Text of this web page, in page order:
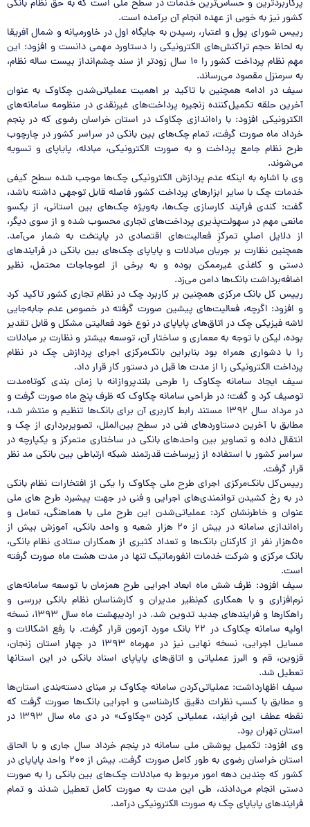
پرکاربردترین و حساس‌ترین خدمات در سطح ملی است که به حق نظام بانکی
کشور نیز به خوبی از عهده انجام آن برآمده است.
رییس شورای پول و اعتبار، رسیدن به جایگاه اول در خاورمیانه و شمال آفریقا
به لحاظ حجم تراکنش‌های الکترونیکی را دستاورد مهمی دانست و افزود: این
مهم نظام پرداخت کشور را ۱۰ سال زودتر از سند چشم‌انداز بیست ساله نظام،
به سرمنزل مقصود می‌رساند.
سیف در ادامه همچنین با تاکید بر اهمیت عملیاتی‌شدن چکاوک به عنوان
آخرین حلقه تکمیل‌کننده زنجیره پرداخت‌های غیرنقدی در منظومه سامانه‌های
الکترونیکی افزود: با راه‌اندازی چکاوک در استان خراسان رضوی که در پنجم
خرداد ماه صورت گرفت، تمام چک‌های بین بانکی در سراسر کشور در چارچوب
طرح نظام جامع پرداخت و به صورت الکترونیکی، مبادله، پایاپای و تسویه
می‌شوند.
وی با اشاره به اینکه عدم پردازش الکترونیکی چک‌ها موجب شده سطح کیفی
خدمات چک با سایر ابزارهای پرداخت کشور فاصله قابل توجهی داشته باشد،
گفت: کندی فرآیند کارسازی چک‌ها، به‌ویژه چک‌های بین استانی، از یکسو
مانعی مهم در سهولت‌پذیری پرداخت‌های تجاری محسوب شده و از سوی دیگر،
از دلایل اصلیِ تمرکزِ فعالیت‌های اقتصادی در پایتخت به شمار می‌آمد.
همچنین نظارت بر جریان مبادلات و پایاپای چک‌های بین بانکی در فرآیندهای
دستی و کاغذی غیرممکن بوده و به برخی از اعوجاجات محتمل، نظیر
اضافه‌برداشت بانک‌ها دامن می‌زد.
رییس کل بانک مرکزی همچنین بر کاربرد چک در نظام تجاری کشور تاکید کرد
و افزود: اگرچه، فعالیت‌های پیشین صورت گرفته در خصوص عدم جابه‌جایی
لاشه فیزیکی چک در اتاق‌های پایاپای در نوع خود فعالیتی مشکل و قابل تقدیر
بوده، لیکن با توجه به معماری و ساختار آن، توسعه بیشتر و نظارت بر مبادلات
را با دشواری همراه بود بنابراین بانک‌مرکزی اجرای پردازش چک در نظام
پرداخت الکترونیکی را از مدت ها قبل در دستور کار قرار داد.
سیف ایجاد سامانه چکاوک را طرحی بلندپروازانه با زمان بندی کوتاه‌مدت
توصیف کرد و گفت: در طراحی سامانه چکاوک که ظرف پنج ماه صورت گرفت و
در مرداد سال ۱۳۹۲ مستند رابط کاربری آن برای بانک‌ها تنظیم و منتشر شد،
مطابق با آخرین دستاوردهای فنی در سطح بین‌الملل، تصویربرداری از چک و
انتقال داده و تصاویر بین واحدهای بانکی در ساختاری متمرکز و یکپارچه در
سراسر کشور با استفاده از زیرساخت قدرتمند شبکه ارتباطی بین بانکی مد نظر
قرار گرفت.
رییس‌کل بانک‌مرکزی اجرای طرح ملی چکاوک را یکی از افتخارات نظام بانکی
در به رخ کشیدن توانمندی‌های اجرایی و فنی در جهت پیشبرد طرح های ملی
عنوان و خاطرنشان کرد: عملیاتی‌شدن این طرح ملی با هماهنگی، تعامل و
راه‌اندازی سامانه در بیش از ۲۰ هزار شعبه و واحد بانکی، آموزش بیش از
۵۰هزار نفر از کارکنان بانک‌ها و تعداد کثیری از همکاران ستادی نظام بانکی،
بانک مرکزی و شرکت خدمات انفورماتیک تنها در مدت هشت ماه صورت گرفته
است.
سیف افزود: ظرف شش ماه ابعاد اجرایی طرح همزمان با توسعه سامانه‌های
نرم‌افزاری و با همکاری کم‌نظیر مدیران و کارشناسان نظام بانکی بررسی و
راهکارها و فرایندهای جدید تدوین شد. در اردیبهشت ماه سال ۱۳۹۳، نسخه
اولیه سامانه چکاوک در ۲۲ بانک مورد آزمون قرار گرفت. با رفع اشکالات و
مسایل اجرایی، نسخه نهایی نیز در مهرماه ۱۳۹۳ در چهار استان زنجان،
قزوین، قم و البرز عملیاتی و اتاق‌های پایاپای اسناد بانکی در این استانها
تعطیل شد.
سیف اظهارداشت: عملیاتی‌کردن سامانه چکاوک بر مبنای دسته‌بندی استان‌ها
و مطابق با کسب نظرات دقیق کارشناسی و اجرایی بانک‌ها صورت گرفت که
نقطه عطف این فرایند، عملیاتی کردن «چکاوک» در دی ماه سال ۱۳۹۳ در
استان تهران بود.
وی افزود: تکمیل پوشش ملی سامانه در پنجم خرداد سال جاری و با الحاق
استان خراسان رضوی به طور کامل صورت گرفت. بیش از ۲۰۰ واحد پایاپای در
کشور که چندین دهه امور مربوط به مبادلات چک‌های بین بانکی را به صورت
دستی انجام می‌دادند، طی این مدت به صورت کامل تعطیل شدند و تمام
فرایندهای پایاپای چک به صورت الکترونیکی درآمد.